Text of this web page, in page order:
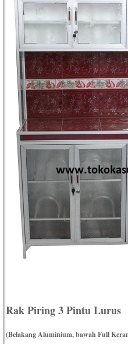
Rak Piring 3 Pintu Lurus
(Belakang Aluminium, bawah Full